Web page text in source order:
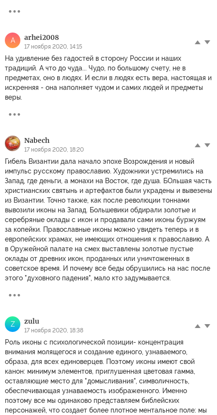
A arhei2008
17 ноября 2020, 14:15
На удивление без гадостей в сторону России и наших
традиций. А что до чуда... Чудо, по большому счету, не в
предметах, оно в людях. И если в людях есть вера, настоящая и
искренняя - она наполняет чудом и самих людей и предметы
веры.
Nabech
17 ноября 2020, 18:20
Гибель Византии дала начало эпохе Возрождения и новый
импульс русскому православию. Художники устремились на
Запад, где деньги, а монахи на Восток, где душа. БОльшая часть
христианских святынь и артефактов были украдены и вывезены
из Византии. Точно также, как после революции тоннами
вывозили иконы на Запад. Большевики обдирали золотые и
серебряные оклады с икон и продавали сами иконы буржуям
за копейки. Православные иконы можно увидеть теперь и в
европейских храмах, не имеющих отношения к православию. А
в Оружейной палате на смех выставлены золотые пустые
оклады от древних икон, проданных или уничтоженных в
советское время. И почему все беды обрушились на нас после
этого "духовного падения", мало кто задумывается.
Z zulu
17 ноября 2020, 18:38
Роль иконы с психологической позиции- концентрация
внимания молящегося и создание единого, узнаваемого,
образа, для всех единоверцев. Поэтому иконы имеют свой
канон: минимум элементов, приглушенная цветовая гамма,
оставляющие место для "домысливания", символичность,
обеспечивающая узнаваемость изображенного. Именно
поэтому все мы одинаково представляем библейских
персонажей, что создает более плотное ментальное поле: мы